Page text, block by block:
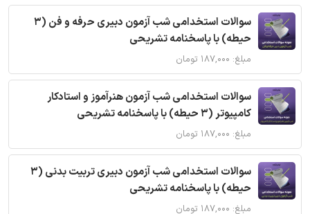
سوالات استخدامی شب آزمون دبیری حرفه و فن (3
حیطه) با پاسخنامه تشریحی
مبلغ: ۱۸۷,۰۰۰ تومان
سوالات استخدامی شب آزمون هنرآموز و استادکار
کامپیوتر (3 حیطه) با پاسخنامه تشریحی
مبلغ: ۱۸۷,۰۰۰ تومان
سوالات استخدامی شب آزمون دبیری تربیت بدنی (3
حیطه) با پاسخنامه تشریحی
مبلغ: ۱۸۷,۰۰۰ تومان